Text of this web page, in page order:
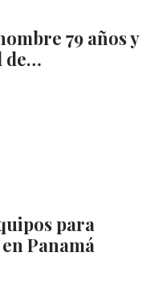
79 años y
de…
para
Panamá